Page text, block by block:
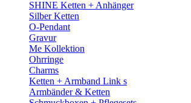
SHINE Ketten + Anhänger
Silber Ketten
O-Pendant
Gravur
Me Kollektion
Ohrringe
Charms
Ketten + Armband Link s
Armbänder & Ketten